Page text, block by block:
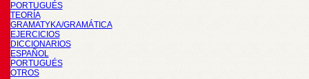
PORTUGUÉS
TEORÍA
GRAMATYKA/GRAMÁTICA
EJERCICIOS
DICCIONARIOS
ESPAÑOL
PORTUGUÉS
OTROS